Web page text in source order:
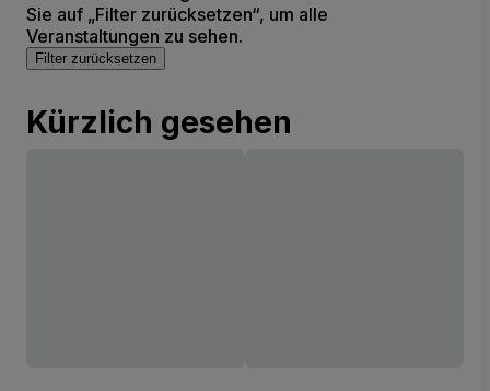
Sie auf „Filter zurücksetzen“, um alle
Veranstaltungen zu sehen.
Filter zurücksetzen
Kürzlich gesehen